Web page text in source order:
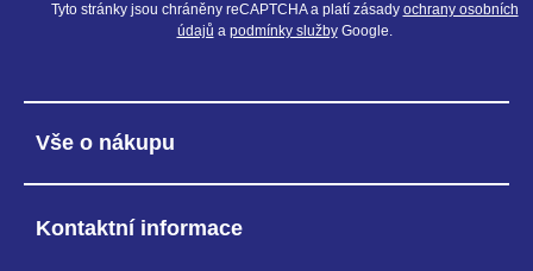
Tyto stránky jsou chráněny reCAPTCHA a platí zásady ochrany osobních
údajů a podmínky službyGoogle.
Vše o nákupu
Kontaktní informace